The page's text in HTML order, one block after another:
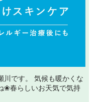
川です。 気候も暖かくな
❀春らしいお天気で気持